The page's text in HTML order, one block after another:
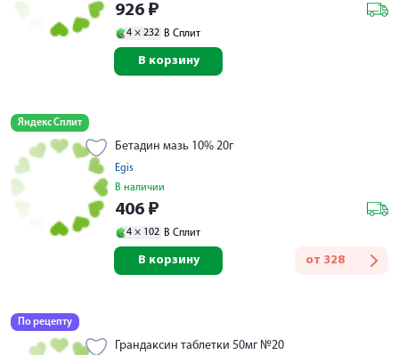
926 ₽
4 × 232 В Сплит
В корзину
Яндекс Сплит
Бетадин мазь 10% 20г
Egis
В наличии
406 ₽
4 × 102 В Сплит
от 328
В корзину
По рецепту
Грандаксин таблетки 50мг №20